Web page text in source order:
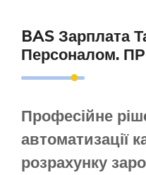
BAS Зарплата
Персоналом.
Професійне
автоматизації
розрахунку